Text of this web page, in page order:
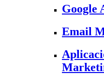
Google
Email